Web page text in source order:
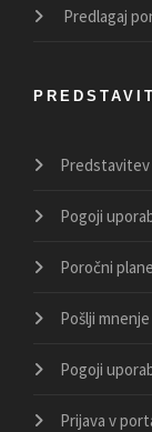
Predlagaj
Pogoji
Poročni
Pošlji mnenje
Pogoji
Prijava v